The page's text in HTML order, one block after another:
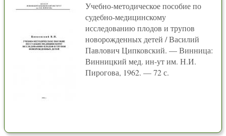
Учебно-методическое пособие по
судебно-медицинскому
исследованию плодов и трупов
новорожденных детей / Василий
Павлович Ципковский. — Винница:
Винницкий мед. ин-ут им. Н.И.
Пирогова, 1962. — 72 с.